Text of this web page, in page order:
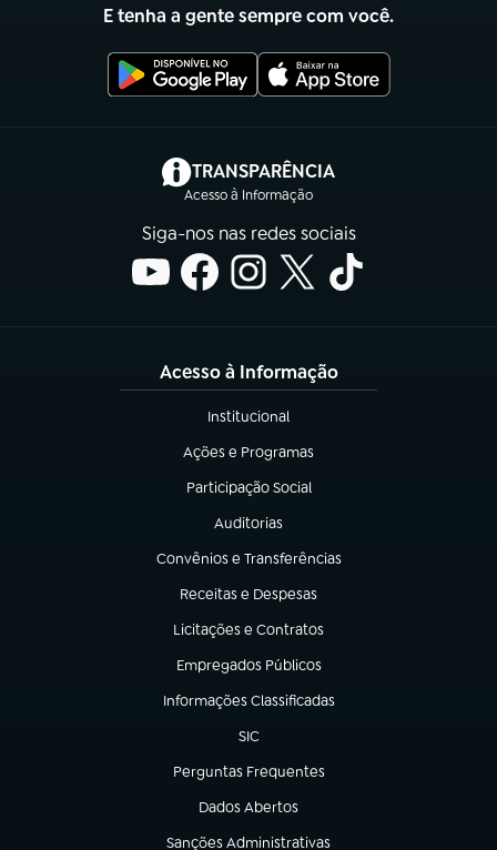
E tenha a gente sempre com você.
TRANSPARÊNCIA
Acesso à Informação
(abre em nova aba)
Siga-nos nas redes sociais
Acesso à Informação
Institucional
(abre em nova aba)
Ações e Programas
(abre em nova aba)
Participação Social
(abre em nova aba)
Auditorias
(abre em nova aba)
Convênios e Transferências
(abre em nova aba)
Receitas e Despesas
(abre em nova aba)
Licitações e Contratos
(abre em nova aba)
Empregados Públicos
(abre em nova aba)
Informações Classificadas
(abre em nova aba)
SIC
(abre em nova aba)
Perguntas Frequentes
(abre em nova aba)
Dados Abertos
(abre em nova aba)
Sanções Administrativas